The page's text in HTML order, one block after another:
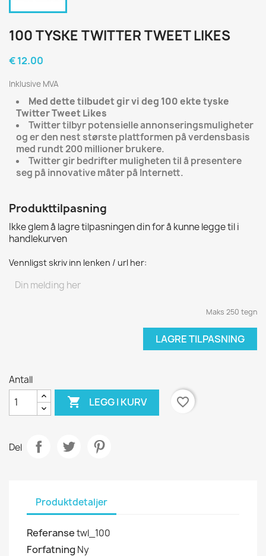
100 TYSKE TWITTER TWEET LIKES
€ 12.00
Inklusive MVA
Med dette tilbudet gir vi deg 100 ekte tyske
Twitter Tweet Likes
Twitter tilbyr potensielle annonseringsmuligheter
og er den nest største plattformen på verdensbasis
med rundt 200 millioner brukere.
Twitter gir bedrifter muligheten til å presentere
seg på innovative måter på Internett.
Produkttilpasning
Ikke glem å lagre tilpasningen din for å kunne legge til i
handlekurven
Vennligst skriv inn lenken / url her:
Maks 250 tegn
LAGRE TILPASNING
Antall
 LEGG I KURV favorite_border
Del
Produktdetaljer
Referansetwl_100
Forfatning Ny